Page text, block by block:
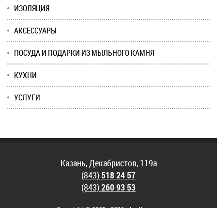
ИЗОЛЯЦИЯ
АКСЕССУАРЫ
ПОСУДА И ПОДАРКИ ИЗ МЫЛЬНОГО КАМНЯ
КУХНИ
УСЛУГИ
Казань, Декабристов, 119а
(843)518 24 57
(843)260 93 53